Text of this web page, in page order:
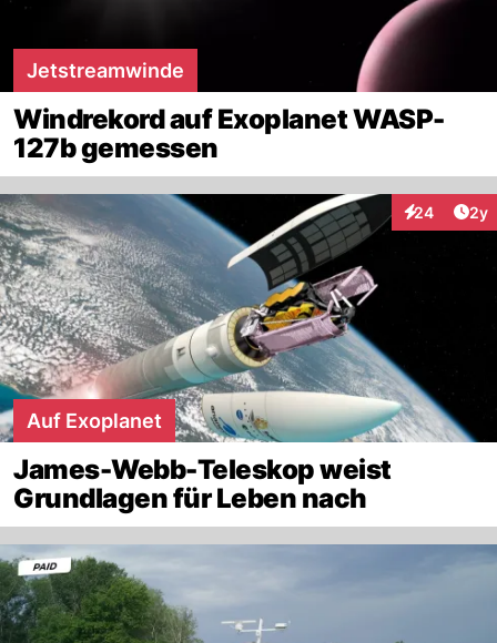
Jetstreamwinde
Windrekord auf Exoplanet WASP-
127b gemessen
24
Interaktionen
2y
Auf Exoplanet
James-Webb-Teleskop weist
Grundlagen für Leben nach